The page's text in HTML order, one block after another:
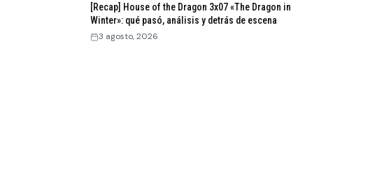
[Recap] House of the Dragon 3x07 «The Dragon in
Winter»: qué pasó, análisis y detrás de escena
3 agosto, 2026